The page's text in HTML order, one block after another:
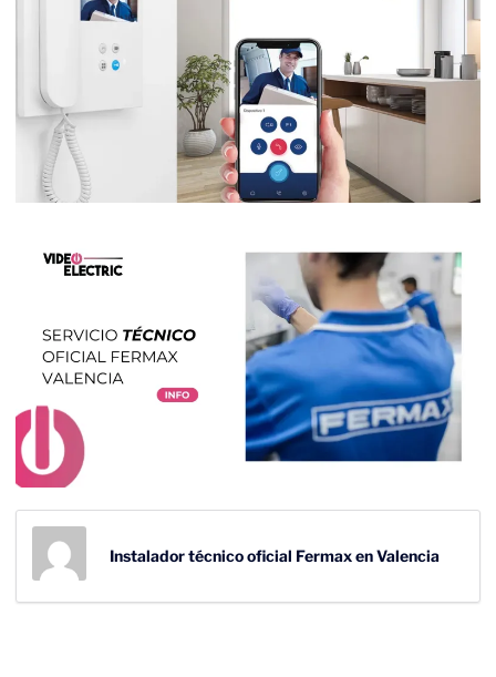
Instalador técnico oficial Fermax en Valencia